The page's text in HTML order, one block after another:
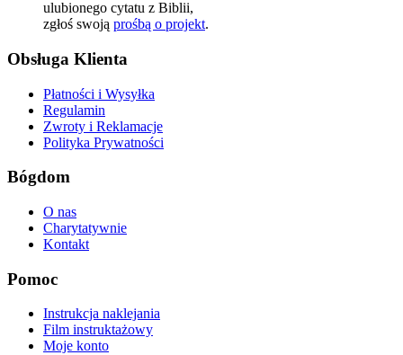
ulubionego cytatu z Biblii,
zgłoś swoją prośbą o projekt.
Obsługa Klienta
Płatności i Wysyłka
Regulamin
Zwroty i Reklamacje
Polityka Prywatności
Bógdom
O nas
Charytatywnie
Kontakt
Pomoc
Instrukcja naklejania
Film instruktażowy
Moje konto